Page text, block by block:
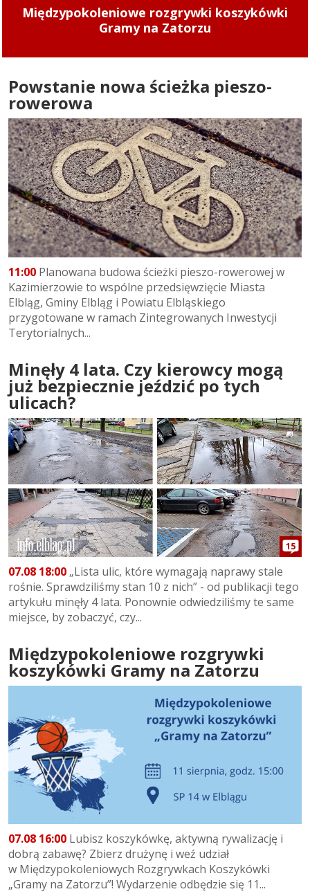
„Zamiast chodnika jest nieutwardzone
klepisko. To znacząco utrudnia poruszanie się
Powstanie nowa ścieżka pieszo-
rowerowa
11:00 Planowana budowa ścieżki pieszo-rowerowej w
Kazimierzowie to wspólne przedsięwzięcie Miasta
Elbląg, Gminy Elbląg i Powiatu Elbląskiego
przygotowane w ramach Zintegrowanych Inwestycji
Terytorialnych...
Minęły 4 lata. Czy kierowcy mogą
już bezpiecznie jeździć po tych
ulicach?
15
07.08 18:00 „Lista ulic, które wymagają naprawy stale
rośnie. Sprawdziliśmy stan 10 z nich” - od publikacji tego
artykułu minęły 4 lata. Ponownie odwiedziliśmy te same
miejsce, by zobaczyć, czy...
Międzypokoleniowe rozgrywki
koszykówki Gramy na Zatorzu
07.08 16:00 Lubisz koszykówkę, aktywną rywalizację i
dobrą zabawę? Zbierz drużynę i weź udział
w Międzypokoleniowych Rozgrywkach Koszykówki
„Gramy na Zatorzu”! Wydarzenie odbędzie się 11...